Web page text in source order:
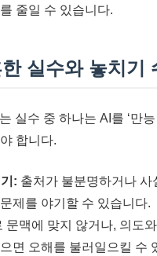
줄일 수 있습니다.
실수와 놓치기
실수 중 하나는 AI를 ‘만
합니다.
: 출처가 불분명하거나 사
제를 야기할 수 있습니다.
문맥에 맞지 않거나, 의도
면 오해를 불러일으킬 수